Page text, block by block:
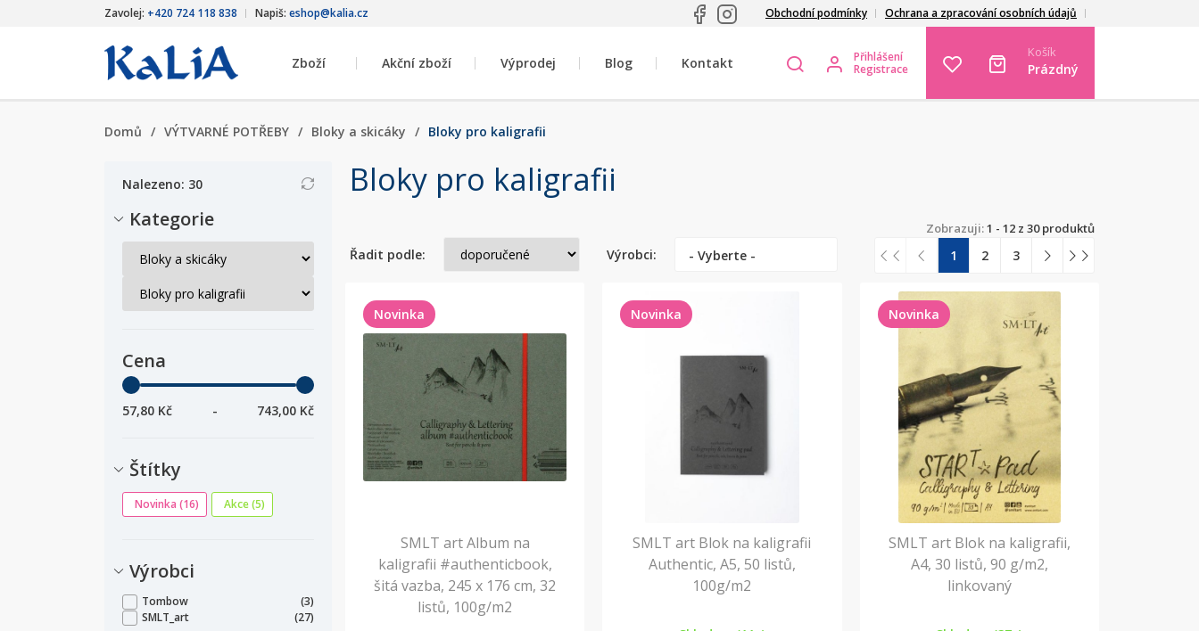
Zavolej: +420 724 118 838 Napiš: eshop@kalia.cz Obchodní podmínky Ochrana a zpracování osobních údajů
Zboží Akční zboží Výprodej Blog Kontakt
Přihlášení
Registrace
Košík
Prázdný
Domů / VÝTVARNÉ POTŘEBY / Bloky a skicáky / Bloky pro kaligrafii
Bloky pro kaligrafii
Řadit podle: Výrobci: - Vyberte -
Zobrazuji:1 - 12 z 30 produktů
1 2 3
Novinka
SMLT art Album na
kaligrafii #authenticbook,
šitá vazba, 245 x 176 cm, 32
listů, 100g/m2
Novinka
SMLT art Blok na kaligrafii
Authentic, A5, 50 listů,
100g/m2
Novinka
SMLT art Blok na kaligrafii,
A4, 30 listů, 90 g/m2,
linkovaný
Nalezeno: 30
Kategorie
Cena
57,80 Kč - 743,00 Kč
Štítky
Novinka (16) Akce(5)
Výrobci
Tombow
(3)
SMLT_art
(27)